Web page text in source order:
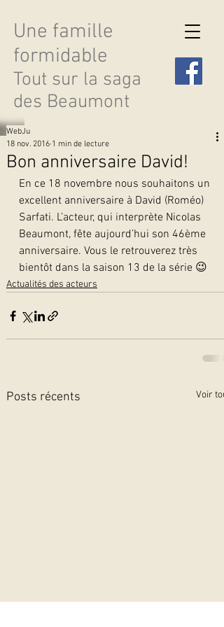
Une famille
formidable
Tout sur la saga
des Beaumont
Découvrir les saisons
Bon anniversaire David!
WebJu
18 nov. 2016 1 min de lecture
En ce 18 novembre nous souhaitons un
excellent anniversaire à David (Roméo)
Sarfati. L’acteur, qui interprète Nicolas
Beaumont, fête aujourd’hui son 46ème
anniversaire. Vous le retrouverez très
bientôt dans la saison 13 de la série 😉
Actualités des acteurs
Posts récents Voir tout